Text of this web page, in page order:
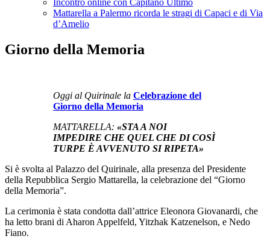
Incontro online con Capitano Ultimo
Mattarella a Palermo ricorda le stragi di Capaci e di Via
d’Amelio
Giorno della Memoria
Oggi al Quirinale la Celebrazione del
Giorno della Memoria
MATTARELLA: «STA A NOI
IMPEDIRE CHE QUEL CHE DI COSÌ
TURPE È AVVENUTO SI RIPETA»
Si è svolta al Palazzo del Quirinale, alla presenza del Presidente
della Repubblica Sergio Mattarella, la celebrazione del “Giorno
della Memoria”.
La cerimonia è stata condotta dall’attrice Eleonora Giovanardi, che
ha letto brani di Aharon Appelfeld, Yitzhak Katzenelson, e Nedo
Fiano.